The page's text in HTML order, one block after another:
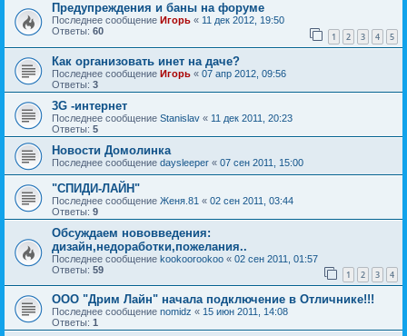
Предупреждения и баны на форуме
Последнее сообщение Игорь « 11 дек 2012, 19:50
Ответы: 60 1 2 3 4 5
Как организовать инет на даче?
Последнее сообщение Игорь « 07 апр 2012, 09:56
Ответы: 3
3G -интернет
Последнее сообщение Stanislav « 11 дек 2011, 20:23
Ответы: 5
Новости Домолинка
Последнее сообщение daysleeper « 07 сен 2011, 15:00
"СПИДИ-ЛАЙН"
Последнее сообщение Женя.81 « 02 сен 2011, 03:44
Ответы: 9
Обсуждаем нововведения:
дизайн,недоработки,пожелания..
Последнее сообщение kookoorookoo « 02 сен 2011, 01:57
Ответы: 59 1 2 3 4
ООО "Дрим Лайн" начала подключение в Отличнике!!!
Последнее сообщение nomidz « 15 июн 2011, 14:08
Ответы: 1